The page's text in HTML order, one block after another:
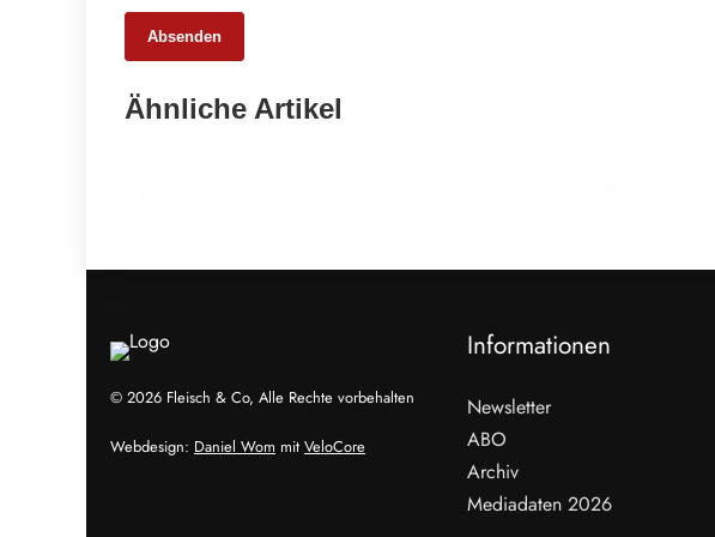
Absenden
Ähnliche Artikel
65 Millionen Euro Umsatz in der
© 2026 Fleisch & Co, Alle Rechte vorbehalten
Webdesign: Daniel Wom mit VeloCore
Informationen
Newsletter
ABO
Archiv
Mediadaten 2026